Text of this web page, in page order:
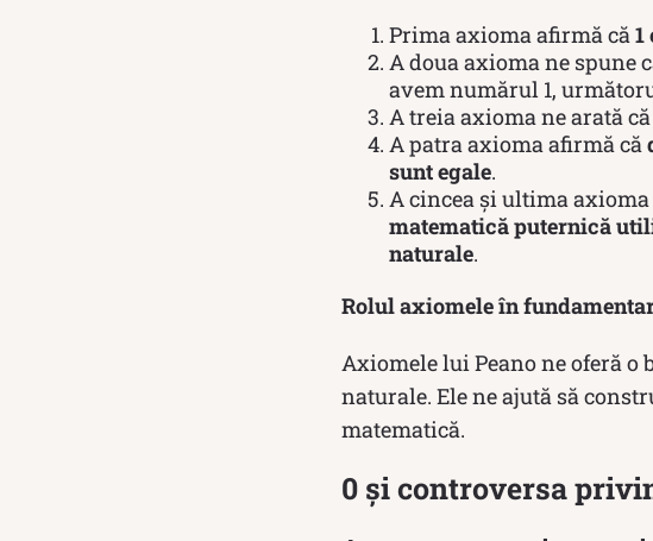
Prima axioma afirmă că 1
A doua axioma ne spune
avem numărul 1,
A treia axioma ne arată că
A patra axioma afirmă că
sunt egale.
A cincea și ultima axioma
matematică puternică
naturale.
Rolul axiomele în
Axiomele lui Peano ne oferă
naturale. Ele ne ajută să
matematică.
0 și controversa